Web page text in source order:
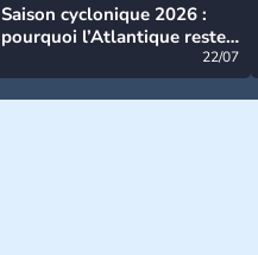
Saison cyclonique 2026 :
pourquoi l’Atlantique reste
22/07